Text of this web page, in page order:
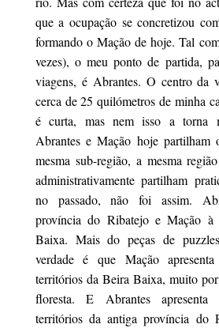
que a ocupação se concretizou
formando o Mação de hoje. Tal
vezes), o meu ponto de partida,
viagens, é Abrantes. O centro da
cerca de 25 quilómetros de minha
é curta, mas nem isso a torna
Abrantes e Mação hoje partilham
mesma sub-região, a mesma
administrativamente partilham
no passado, não foi assim.
província do Ribatejo e Mação à
Baixa. Mais do peças de
verdade é que Mação
territórios da Beira Baixa, muito
floresta. E Abrantes
territórios da antiga província do